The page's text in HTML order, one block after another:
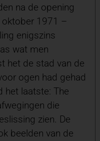
na de opening
oktober 1971 –
enigszins
wat men
het de stad van de
ogen had gehad
het laatste: The
die
zien. De
beelden van de